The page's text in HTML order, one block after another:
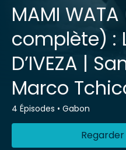
MAMI
complète) :
D’IVEZA |
Marco
4 Épisodes • Gabon